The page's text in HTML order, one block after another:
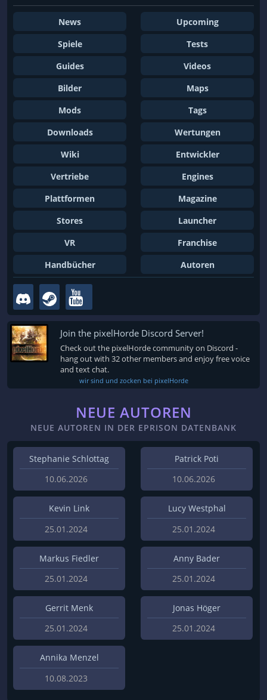
News
Upcoming
Spiele
Tests
Guides
Videos
Bilder
Maps
Mods
Tags
Downloads
Wertungen
Wiki
Entwickler
Vertriebe
Engines
Plattformen
Magazine
Stores
Launcher
VR
Franchise
Handbücher
Autoren
Join the pixelHorde Discord Server!
Check out the pixelHorde community on Discord -
hang out with 32 other members and enjoy free voice
and text chat.
wir sind und zocken bei pixelHorde
NEUE AUTOREN
NEUE AUTOREN IN DER EPRISON DATENBANK
Stephanie Schlottag
10.06.2026
Patrick Poti
10.06.2026
Kevin Link
25.01.2024
Lucy Westphal
25.01.2024
Markus Fiedler
25.01.2024
Anny Bader
25.01.2024
Gerrit Menk
25.01.2024
Jonas Höger
25.01.2024
Annika Menzel
10.08.2023